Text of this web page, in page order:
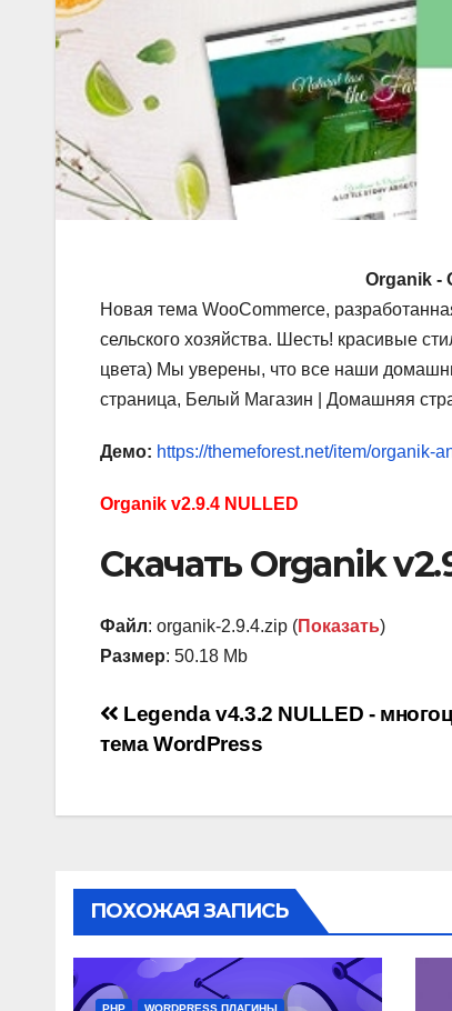
Organik -
Новая тема WooCommerce,
сельского хозяйства. Шесть! красивые
цвета) Мы уверены, что все наши
страница, Белый Магазин | Домашняя
Демо: https://themeforest.net/item/organik-
Organik v2.9.4 NULLED
Скачать Organik
Файл: organik-2.9.4.zip (Показать)
Размер: 50.18 Mb
Навигация
записям
Legenda v4.3.2 NULLED -
тема WordPress
ПОХОЖАЯ ЗАПИСЬ